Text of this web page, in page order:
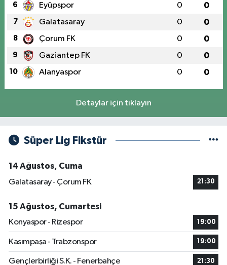
6 Eyüpspor 0 0
7 Galatasaray 0 0
8 Çorum FK 0 0
9 Gaziantep FK 0 0
10 Alanyaspor 0 0
Detaylar için tıklayın
Süper Lig Fikstür
14 Ağustos, Cuma
Galatasaray - Çorum FK
21:30
15 Ağustos, Cumartesi
Konyaspor - Rizespor
19:00
Kasımpaşa - Trabzonspor 19:00
Gençlerbirliği S.K. - Fenerbahçe 21:30